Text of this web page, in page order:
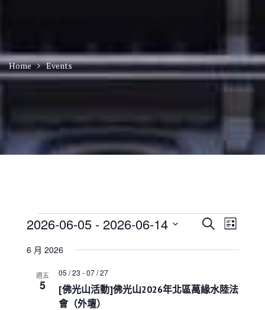
Home Events
Events
E
e
s
S
S
a
h
E
v
n
i
L
2026-06-05 - 2026-06-14
e
6 月 2026
週五
5
[佛光山活動]佛光山2026年北區萬緣水陸法
會（外壇）
05 / 23 -07 / 27